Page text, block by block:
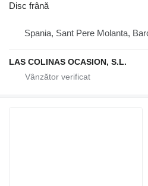
Disc frână
Spania, Sant Pere Molanta,
LAS COLINAS OCASION, S.L.